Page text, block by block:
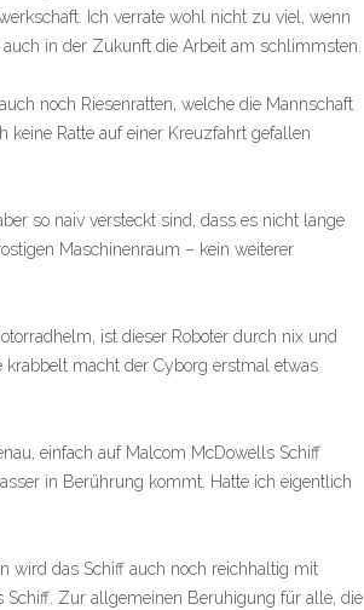
Ich verrate wohl nicht zu viel, wenn
in der Zukunft die Arbeit am schlimmsten.
noch Riesenratten, welche die Mannschaft
keine Ratte auf einer Kreuzfahrt gefallen
so naiv versteckt sind, dass es nicht lange
Maschinenraum – kein weiterer
ist dieser Roboter durch nix und
macht der Cyborg erstmal etwas
einfach auf Malcom McDowells Schiff
in Berührung kommt. Hatte ich eigentlich
wird das Schiff auch noch reichhaltig mit
Schiff. Zur allgemeinen Beruhigung für alle, die